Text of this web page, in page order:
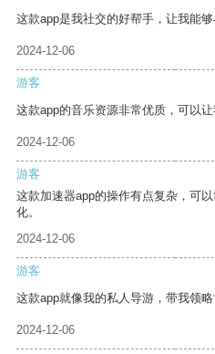
这款app是我社交的好帮手，让我能
2024-12-06
游客
这款app的音乐资源非常优质，可以让
2024-12-06
游客
这款加速器app的操作有点复杂，可
化。
2024-12-06
游客
这款app就像我的私人导游，带我领略
2024-12-06